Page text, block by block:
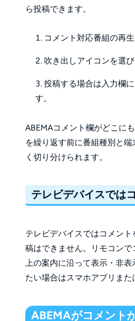
ら投稿できます。
コメント対応番組の再
吹き出しアイコンを選
投稿する場合は入力欄
す。
ABEMAコメント欄がどこに
を繰り返す前に番組種別と
く切り分けられます。
テレビデバイスでは
テレビデバイスではコメン
稿はできません。リモコン
上の案内に沿って表示・非
たい場合はスマホアプリまた
ABEMAがコメント